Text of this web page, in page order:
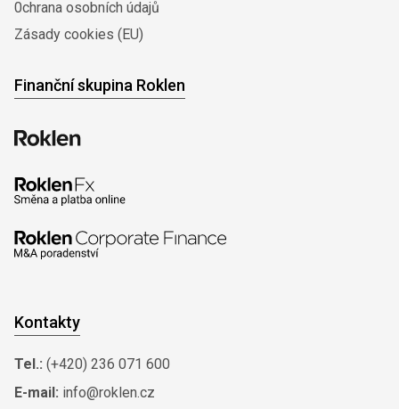
0chrana osobních údajů
Zásady cookies (EU)
Finanční skupina Roklen
Kontakty
Tel.: (+420) 236 071 600
E-mail: info@roklen.cz